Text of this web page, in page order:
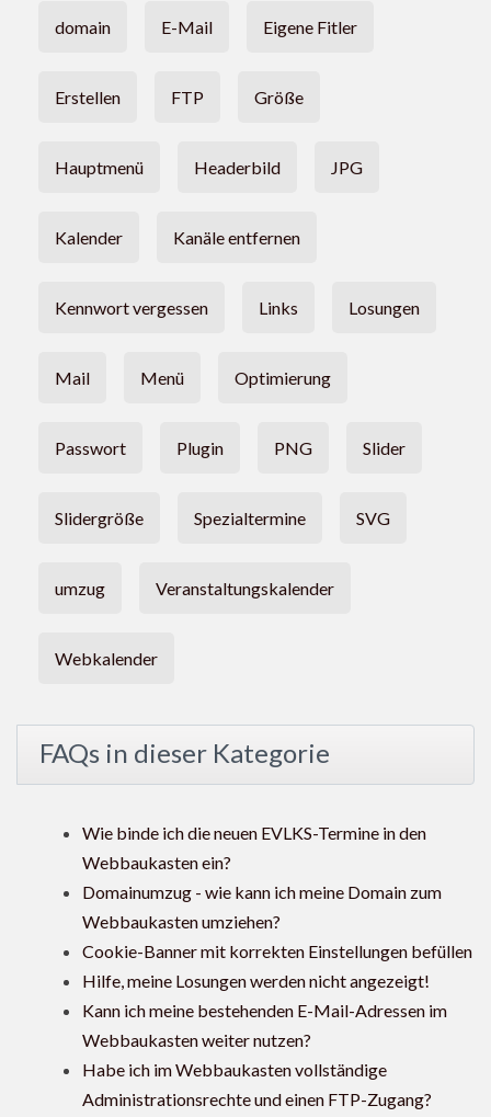
domain E-Mail Eigene Fitler
Erstellen FTP Größe
Hauptmenü Headerbild JPG
Kalender Kanäle entfernen
Kennwort vergessen Links Losungen
Mail Menü Optimierung
Passwort Plugin PNG Slider
Slidergröße Spezialtermine SVG
umzug Veranstaltungskalender
Webkalender
FAQs in dieser Kategorie
Wie binde ich die neuen EVLKS-Termine in den
Webbaukasten ein?
Domainumzug - wie kann ich meine Domain zum
Webbaukasten umziehen?
Cookie-Banner mit korrekten Einstellungen befüllen
Hilfe, meine Losungen werden nicht angezeigt!
Kann ich meine bestehenden E-Mail-Adressen im
Webbaukasten weiter nutzen?
Habe ich im Webbaukasten vollständige
Administrationsrechte und einen FTP-Zugang?